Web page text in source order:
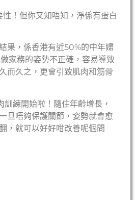
！但你又知唔知，淨係有蛋白
果，係香港有近50%的中年婦
家務的姿勢不正確，容易導致
而久之，更會引致肌肉和筋骨
練開始啦！隨住年齡增長，
旦唔夠保護關節，姿勢就會愈
，就可以好好咁改善呢個問